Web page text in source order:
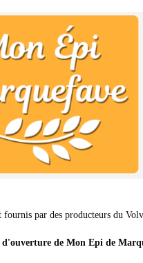
fournis par des producteurs du
d'ouverture de Mon Epi de